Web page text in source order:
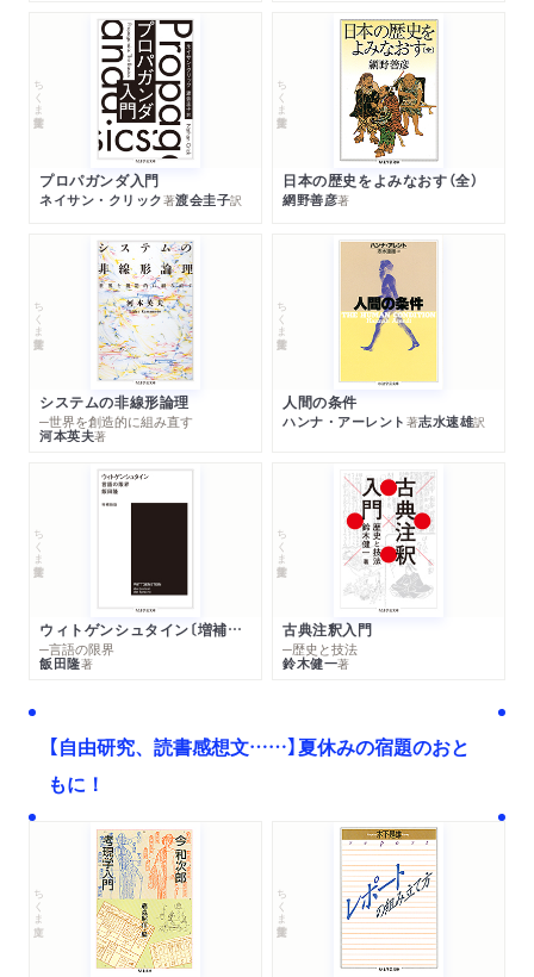
ちくま学芸文庫
プロパガンダ入門
ネイサン・クリック著渡会圭子訳
ちくま学芸文庫
日本の歴史をよみなおす（全）
網野善彦著
ちくま学芸文庫
システムの非線形論理
─世界を創造的に組み直す
河本英夫著
ちくま学芸文庫
人間の条件
ハンナ・アーレント 著志水速雄訳
ちくま学芸文庫
ウィトゲンシュタイン〔増補新版〕
─言語の限界
飯田隆著
ちくま学芸文庫
古典注釈入門
─歴史と技法
鈴木健一著
【自由研究、読書感想文……】夏休みの宿題のおと
もに！
ちくま文庫 ちくま学芸文庫